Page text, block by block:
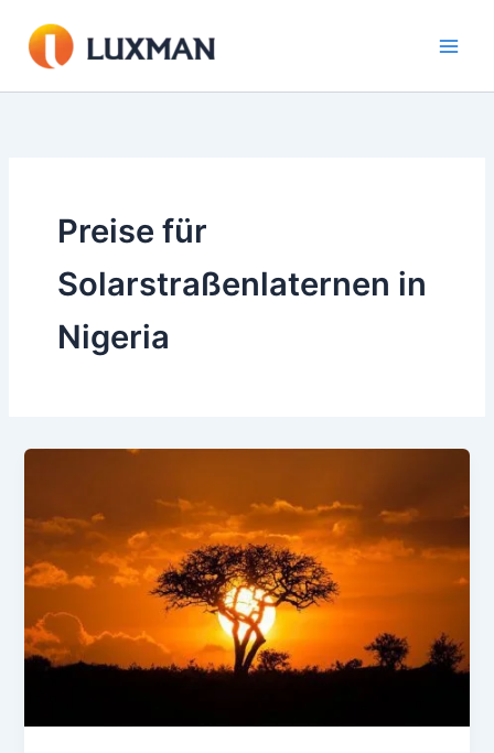
Inhalt
springen
Preise für
Solarstraßenlaternen in
Nigeria